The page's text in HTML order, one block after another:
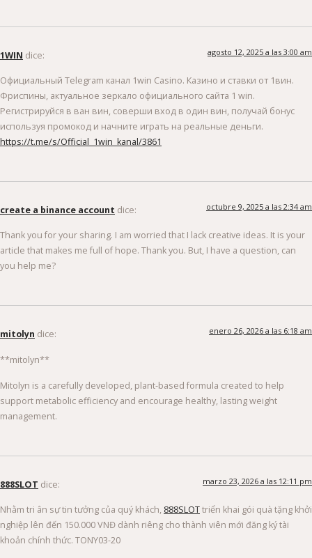
1WIN dice: agosto 12, 2025 a las 3:00 am
Официальный Telegram канал 1win Casinо. Казинo и ставки от 1вин.
Фриспины, актуальное зеркало официального сайта 1 win.
Регистрируйся в ван вин, соверши вход в один вин, получай бонус
используя промокод и начните играть на реальные деньги.
https://t.me/s/Official_1win_kanal/3861
create a binance account dice: octubre 9, 2025 a las 2:34 am
Thank you for your sharing. I am worried that I lack creative ideas. It is your
article that makes me full of hope. Thank you. But, I have a question, can
you help me?
mitolyn dice: enero 26, 2026 a las 6:18 am
**mitolyn**
Mitolyn is a carefully developed, plant-based formula created to help
support metabolic efficiency and encourage healthy, lasting weight
management.
888SLOT dice: marzo 23, 2026 a las 12:11 pm
Nhằm tri ân sự tin tưởng của quý khách, 888SLOTtriển khai gói quà tặng khởi
nghiệp lên đến 150.000 VNĐ dành riêng cho thành viên mới đăng ký tài
khoản chính thức. TONY03-20